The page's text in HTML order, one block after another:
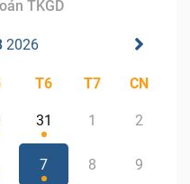
TKGD
2026
T6 T7 CN
31 1 2
7 8 9